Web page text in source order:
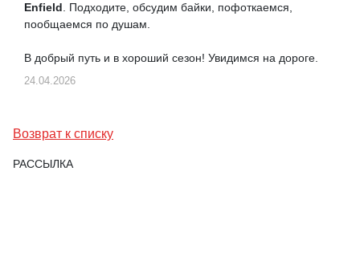
Enfield . Подходите, обсудим байки, пофоткаемся,
пообщаемся по душам.
В добрый путь и в хороший сезон! Увидимся на дороге.
24.04.2026
Возврат к списку
РАССЫЛКА